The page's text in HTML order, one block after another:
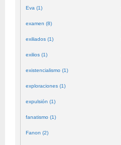
Eva (1)
examen (8)
exiliados (1)
exilios (1)
existencialismo (1)
exploraciones (1)
expulsión (1)
fanatismo (1)
Fanon (2)